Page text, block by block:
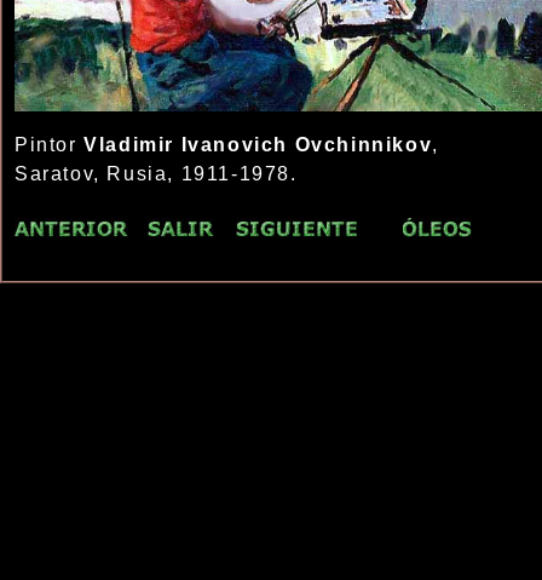
PintorVladimir Ivanovich Ovchinnikov,
Saratov, Rusia, 1911-1978.